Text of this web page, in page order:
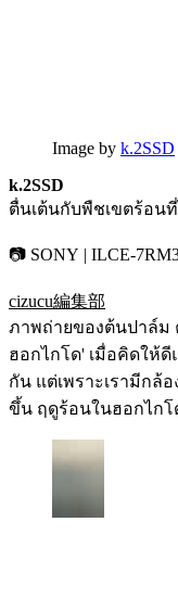
Image by k.2SSD
k.2SSD
ตื่นเต้นกับพืชเขตร้อน
📷 SONY | ILCE-
cizucu編集部
ภาพถ่ายของต้นปาล์ม
ฮอกไกโด' เมื่อคิดให้
กัน แต่เพราะเรามีกล้
ขึ้น ฤดูร้อนในฮอกไกโ